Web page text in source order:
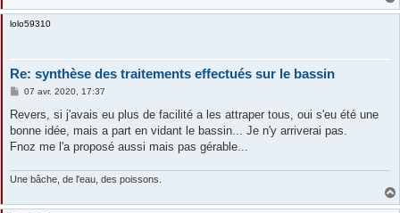
lolo59310
Re: synthèse des traitements effectués sur le bassin
M
s
a
g
07 avr. 2020, 17:37
Revers, si j'avais eu plus de facilité a les attraper tous, oui s'eu été une
bonne idée, mais a part en vidant le bassin... Je n'y arriverai pas.
Fnoz me l'a proposé aussi mais pas gérable...
Une bâche, de l'eau, des poissons.